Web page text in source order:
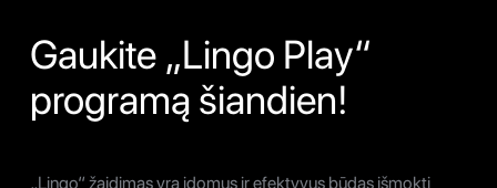
Gaukite „Lingo Play“
programą šiandien!
„Lingo“ žaidimas yra įdomus ir efektyvus būdas išmokti